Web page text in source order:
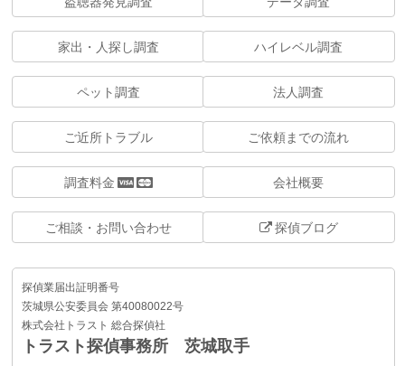
家出・人探し調査 ハイレベル調査
ペット調査 法人調査
ご近所トラブル ご依頼までの流れ
調査料金 会社概要
ご相談・お問い合わせ 探偵ブログ
探偵業届出証明番号
茨城県公安委員会 第40080022号
株式会社トラスト 総合探偵社
トラスト探偵事務所 茨城取手